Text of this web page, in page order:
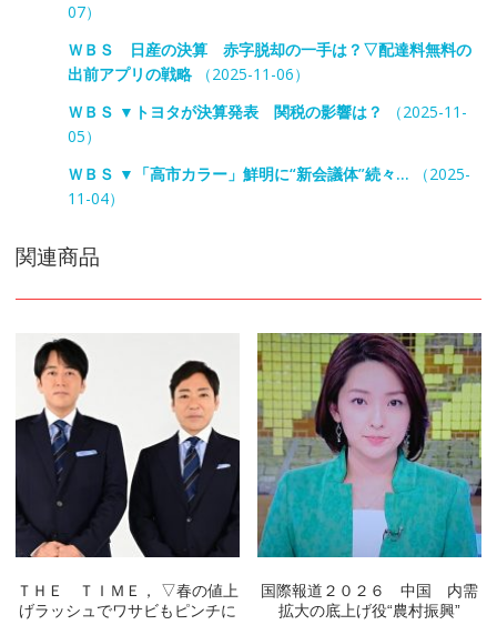
07）
ＷＢＳ 日産の決算 赤字脱却の一手は？▽配達料無料の
出前アプリの戦略（2025-11-06）
ＷＢＳ ▼トヨタが決算発表 関税の影響は？
（2025-11-
05）
ＷＢＳ ▼「高市カラー」鮮明に“新会議体”続々… （2025-
11-04）
関連商品
ＴＨＥ ＴＩＭＥ， ▽春の値上
げラッシュでワサビもピンチに
国際報道２０２６ 中国 内需
拡大の底上げ役“農村振興”